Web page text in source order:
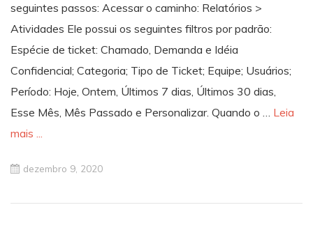
seguintes passos: Acessar o caminho: Relatórios >
Atividades Ele possui os seguintes filtros por padrão:
Espécie de ticket: Chamado, Demanda e Idéia
Confidencial; Categoria; Tipo de Ticket; Equipe; Usuários;
Período: Hoje, Ontem, Últimos 7 dias, Últimos 30 dias,
Esse Mês, Mês Passado e Personalizar. Quando o … Leia
mais ...
dezembro 9, 2020